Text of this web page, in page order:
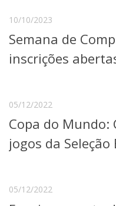
10/10/2023
Semana de
inscrições
05/12/2022
Copa do Mundo:
jogos da
05/12/2022